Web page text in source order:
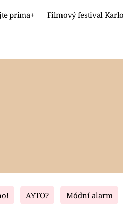
prima+ Filmový festival
Living
AYTO? Módní alarm